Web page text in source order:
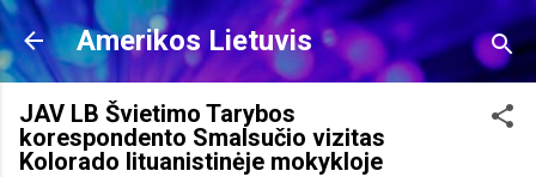
Skip to main content
Amerikos Lietuvis
JAV LB Švietimo Tarybos
korespondento Smalsučio vizitas
Kolorado lituanistinėje mokykloje